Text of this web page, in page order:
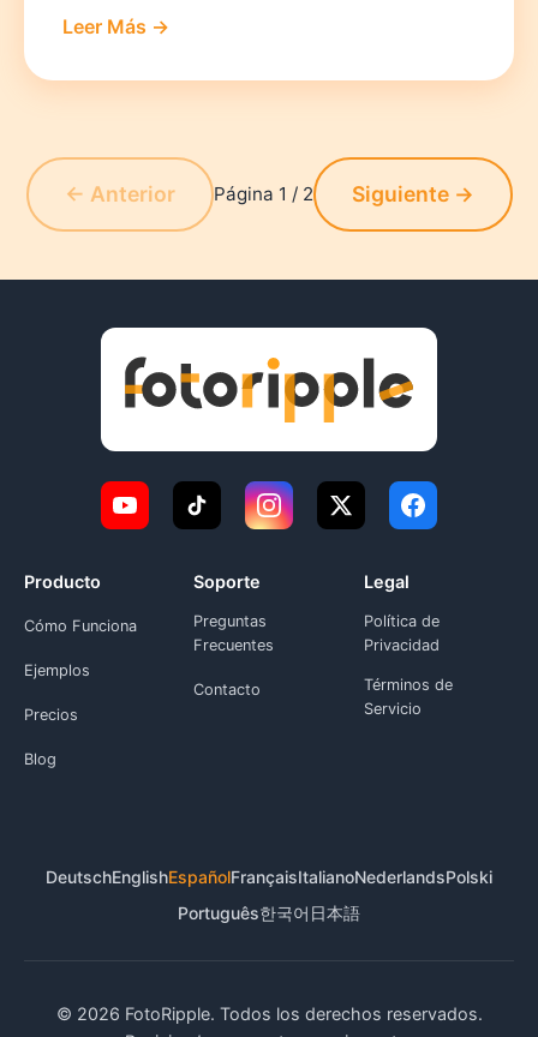
Leer Más →
← Anterior Página 1 / 2 Siguiente →
Producto
Cómo Funciona
Ejemplos
Precios
Blog
Soporte
Preguntas
Frecuentes
Contacto
Legal
Política de
Privacidad
Términos de
Servicio
DeutschEnglishEspañolFrançaisItalianoNederlandsPolski
Português한국어 日本語
© 2026 FotoRipple. Todos los derechos reservados.